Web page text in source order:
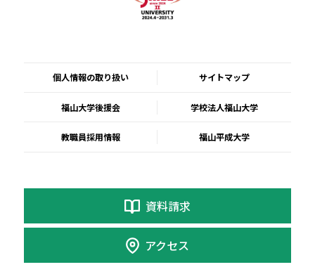
個人情報の取り扱い サイトマップ
福山大学後援会 学校法人福山大学
教職員採用情報 福山平成大学
資料請求
アクセス